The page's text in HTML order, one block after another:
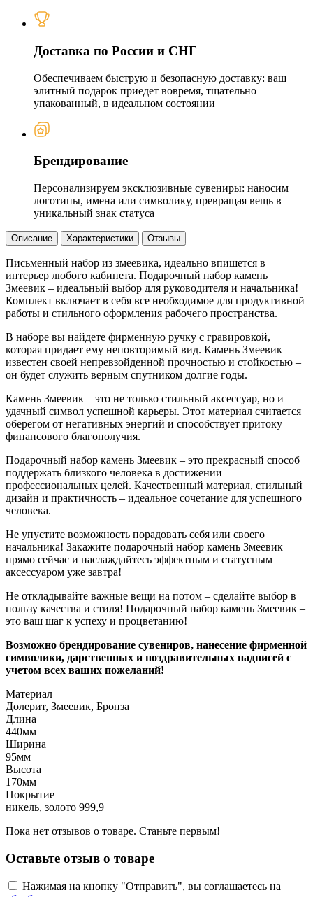
Доставка по России и СНГ
Обеспечиваем быструю и безопасную доставку: ваш
элитный подарок приедет вовремя, тщательно
упакованный, в идеальном состоянии
Брендирование
Персонализируем эксклюзивные сувениры: наносим
логотипы, имена или символику, превращая вещь в
уникальный знак статуса
Описание Характеристики Отзывы
Письменный набор из змеевика, идеально впишется в
интерьер любого кабинета. Подарочный набор камень
Змеевик – идеальный выбор для руководителя и начальника!
Комплект включает в себя все необходимое для продуктивной
работы и стильного оформления рабочего пространства.
В наборе вы найдете фирменную ручку с гравировкой,
которая придает ему неповторимый вид. Камень Змеевик
известен своей непревзойденной прочностью и стойкостью –
он будет служить верным спутником долгие годы.
Камень Змеевик – это не только стильный аксессуар, но и
удачный символ успешной карьеры. Этот материал считается
оберегом от негативных энергий и способствует притоку
финансового благополучия.
Подарочный набор камень Змеевик – это прекрасный способ
поддержать близкого человека в достижении
профессиональных целей. Качественный материал, стильный
дизайн и практичность – идеальное сочетание для успешного
человека.
Не упустите возможность порадовать себя или своего
начальника! Закажите подарочный набор камень Змеевик
прямо сейчас и наслаждайтесь эффектным и статусным
аксессуаром уже завтра!
Не откладывайте важные вещи на потом – сделайте выбор в
пользу качества и стиля! Подарочный набор камень Змеевик –
это ваш шаг к успеху и процветанию!
Возможно брендирование сувениров, нанесение фирменной
символики, дарственных и поздравительных надписей с
учетом всех ваших пожеланий!
Материал
Долерит, Змеевик, Бронза
Длина
440мм
Ширина
95мм
Высота
170мм
Покрытие
никель, золото 999,9
Пока нет отзывов о товаре. Станьте первым!
Оставьте отзыв о товаре
Нажимая на кнопку "Отправить", вы соглашаетесь на